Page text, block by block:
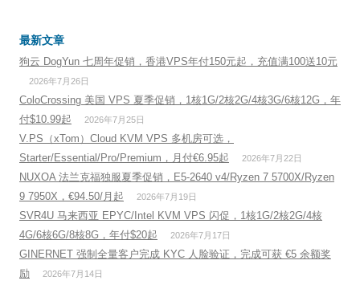
最新文章
狗云 DogYun 七周年促销，香港VPS年付150元起，充值满100送10元
2026年7月26日
ColoCrossing 美国 VPS 夏季促销，1核1G/2核2G/4核3G/6核12G，年
付$10.99起
2026年7月25日
V.PS（xTom）Cloud KVM VPS 多机房可选，
Starter/Essential/Pro/Premium，月付€6.95起
2026年7月22日
NUXOA 法兰克福独服夏季促销，E5-2640 v4/Ryzen 7 5700X/Ryzen
9 7950X，€94.50/月起
2026年7月19日
SVR4U 马来西亚 EPYC/Intel KVM VPS 闪促，1核1G/2核2G/4核
4G/6核6G/8核8G，年付$20起
2026年7月17日
GINERNET 强制全量客户完成 KYC 人脸验证，完成可获 €5 余额奖
励
2026年7月14日